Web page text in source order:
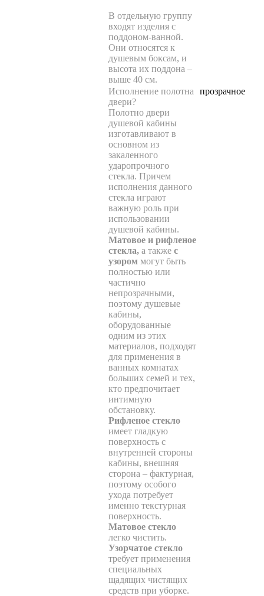
В отдельную группу
входят изделия с
поддоном-ванной.
Они относятся к
душевым боксам, и
высота их поддона –
выше 40 см.
Исполнение полотна
двери?
Полотно двери
душевой кабины
изготавливают в
основном из
закаленного
ударопрочного
стекла. Причем
исполнения данного
стекла играют
важную роль при
использовании
душевой кабины.
Матовое и рифленое
стекла, а также с
узором могут быть
полностью или
частично
непрозрачными,
поэтому душевые
кабины,
оборудованные
одним из этих
материалов, подходят
для применения в
ванных комнатах
больших семей и тех,
кто предпочитает
интимную
обстановку.
Рифленое стекло
имеет гладкую
поверхность с
внутренней стороны
кабины, внешняя
сторона – фактурная,
поэтому особого
ухода потребует
именно текстурная
поверхность.
Матовое стекло
легко чистить.
Узорчатое стекло
требует применения
специальных
щадящих чистящих
средств при уборке.
прозрачное